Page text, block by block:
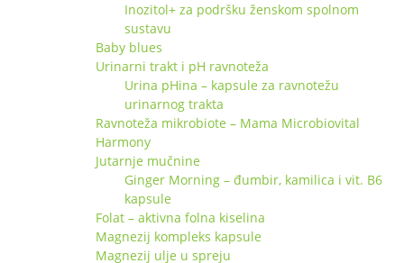
Inozitol+ za podršku ženskom spolnom
sustavu
Baby blues
Urinarni trakt i pH ravnoteža
Urina pHina – kapsule za ravnotežu
urinarnog trakta
Ravnoteža mikrobiote – Mama Microbiovital
Harmony
Jutarnje mučnine
Ginger Morning – đumbir, kamilica i vit. B6
kapsule
Folat – aktivna folna kiselina
Magnezij kompleks kapsule
Magnezij ulje u spreju